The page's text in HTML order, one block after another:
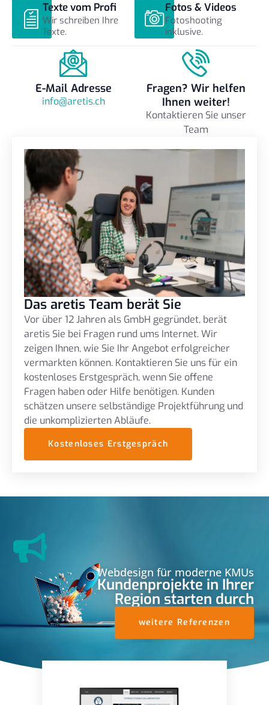
Texte vom Profi
Wir schreiben Ihre
Texte.
Fotos & Videos
Fotoshooting
inklusive.
E-Mail Adresse
info@aretis.ch
Fragen? Wir helfen
Ihnen weiter!
Kontaktieren Sie unser
Team
Das aretis Team berät Sie
Vor über 12 Jahren als GmbH gegründet, berät
aretis Sie bei Fragen rund ums Internet. Wir
zeigen Ihnen, wie Sie Ihr Angebot erfolgreicher
vermarkten können. Kontaktieren Sie uns für ein
kostenloses Erstgespräch, wenn Sie offene
Fragen haben oder Hilfe benötigen. Kunden
schätzen unsere selbständige Projektführung und
die unkomplizierten Abläufe.
Kostenloses Erstgespräch
Webdesign für moderne KMUs
Kundenprojekte in Ihrer
Region starten durch
weitere Referenzen